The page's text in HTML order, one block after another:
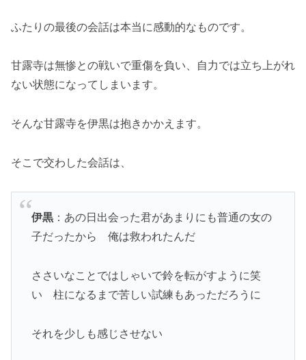
ふたりの最後の会話は本当に感動的なものです。
甘露寺は無惨との戦いで重傷を負い、自力では立ち上がれ
ない状態になってしまいます。
そんな甘露寺を伊黒は抱きかかえます。
そこで交わした会話は、
伊黒：あの日出会った君があまりにも普通の女の
子だったから 俺は救われたんだ
ささいなことではしゃいで鈴を転がすように笑
い 柱になるまで苦しい試練もあっただろうに
それを少しも感じさせない